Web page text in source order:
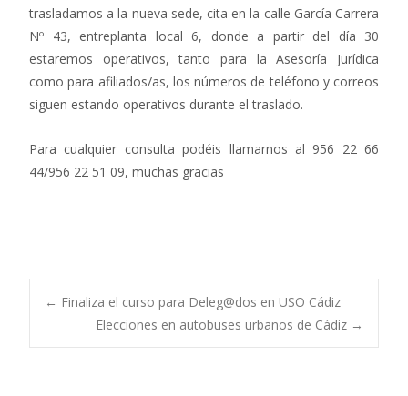
trasladamos a la nueva sede, cita en la calle García Carrera
Nº 43, entreplanta local 6, donde a partir del día 30
estaremos operativos, tanto para la Asesoría Jurídica
como para afiliados/as, los números de teléfono y correos
siguen estando operativos durante el traslado.
Para cualquier consulta podéis llamarnos al 956 22 66
44/956 22 51 09, muchas gracias
Navegación
← Finaliza el curso para Deleg@dos en USO Cádiz
Elecciones en autobuses urbanos de Cádiz →